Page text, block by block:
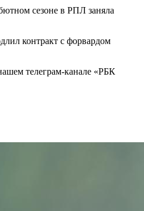
сезоне в РПЛ заняла
контракт с форвардом
телеграм-канале «РБК